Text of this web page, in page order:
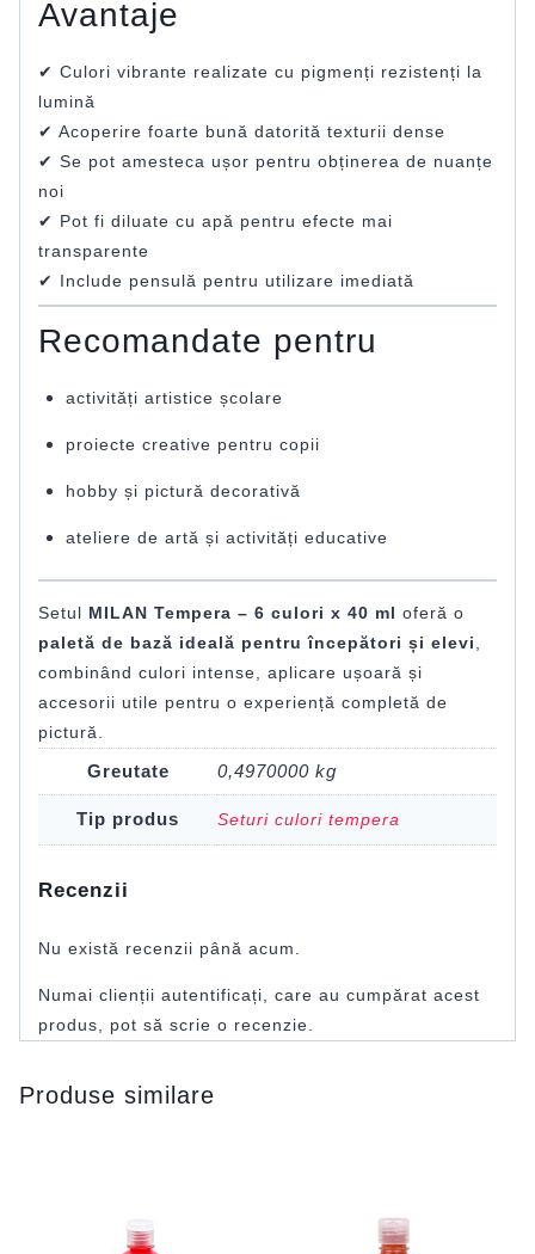
Avantaje
✔ Culori vibrante realizate cu pigmenți rezistenți la
lumină
✔ Acoperire foarte bună datorită texturii dense
✔ Se pot amesteca ușor pentru obținerea de nuanțe
noi
✔ Pot fi diluate cu apă pentru efecte mai
transparente
✔ Include pensulă pentru utilizare imediată
Recomandate pentru
activități artistice școlare
proiecte creative pentru copii
hobby și pictură decorativă
ateliere de artă și activități educative
Setul MILAN Tempera – 6 culori x 40 ml oferă o
paletă de bază ideală pentru începători și elevi,
combinând culori intense, aplicare ușoară și
accesorii utile pentru o experiență completă de
pictură.
Greutate 0,4970000 kg
Tip produs Seturi culori tempera
Recenzii
Nu există recenzii până acum.
Numai clienții autentificați, care au cumpărat acest
produs, pot să scrie o recenzie.
Produse similare